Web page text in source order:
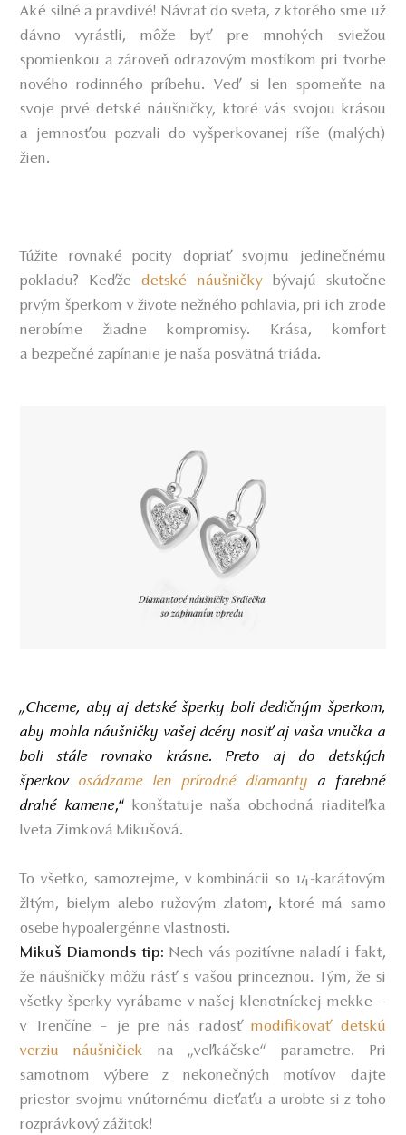
Aké silné a pravdivé! Návrat do sveta, z ktorého sme už
dávno vyrástli, môže byť pre mnohých sviežou
spomienkou a zároveň odrazovým mostíkom pri tvorbe
nového rodinného príbehu. Veď si len spomeňte na
svoje prvé detské náušničky, ktoré vás svojou krásou
a jemnosťou pozvali do vyšperkovanej ríše (malých)
žien.
Túžite rovnaké pocity dopriať svojmu jedinečnému
pokladu? Keďžedetské náušničkybývajú skutočne
prvým šperkom v živote nežného pohlavia, pri ich zrode
nerobíme žiadne kompromisy. Krása, komfort
a bezpečné zapínanie je naša posvätná triáda.
„Chceme, aby aj detské šperky boli dedičným šperkom,
aby mohla náušničky vašej dcéry nosiť aj vaša vnučka a
boli stále rovnako krásne. Preto aj do detských
šperkovosádzame len prírodné diamanty a farebné
drahé kamene,“ konštatuje naša obchodná riaditeľka
Iveta Zimková Mikušová.
To všetko, samozrejme, v kombinácii so 14-karátovým
žltým, bielym alebo ružovým zlatom, ktoré má samo
osebe hypoalergénne vlastnosti.
Mikuš Diamonds tip: Nech vás pozitívne naladí i fakt,
že náušničky môžu rásť s vašou princeznou. Tým, že si
všetky šperky vyrábame v našej klenotníckej mekke –
v Trenčíne – je pre nás radosťmodifikovať detskú
verziu náušničiek na „veľkáčske“ parametre. Pri
samotnom výbere z nekonečných motívov dajte
priestor svojmu vnútornému dieťaťu a urobte si z toho
rozprávkový zážitok!